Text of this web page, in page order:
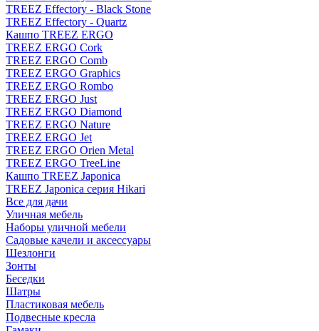
TREEZ Effectory - Black Stone
TREEZ Effectory - Quartz
Кашпо TREEZ ERGO
TREEZ ERGO Cork
TREEZ ERGO Comb
TREEZ ERGO Graphics
TREEZ ERGO Rombo
TREEZ ERGO Just
TREEZ ERGO Diamond
TREEZ ERGO Nature
TREEZ ERGO Jet
TREEZ ERGO Orien Metal
TREEZ ERGO TreeLine
Кашпо TREEZ Japonica
TREEZ Japonica серия Hikari
Все для дачи
Уличная мебель
Наборы уличной мебели
Садовые качели и аксессуары
Шезлонги
Зонты
Беседки
Шатры
Пластиковая мебель
Подвесные кресла